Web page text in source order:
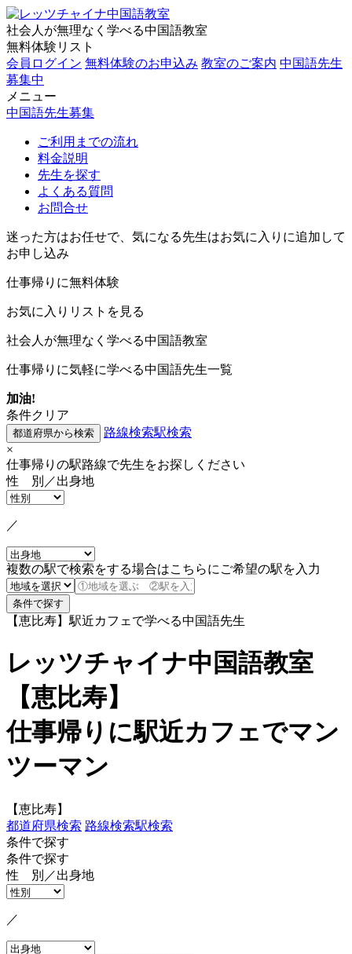
社会人が無理なく学べる中国語教室
無料体験リスト
会員ログイン 無料体験のお申込み 教室のご案内 中国語先生
募集中
メニュー
中国語先生募集
ご利用までの流れ
料金説明
先生を探す
よくある質問
お問合せ
迷った方はお任せで、気になる先生はお気に入りに追加して
お申し込み
仕事帰りに無料体験
お気に入りリストを見る
社会人が無理なく学べる中国語教室
仕事帰りに気軽に学べる中国語先生一覧
加油!
条件クリア
路線検索駅検索
×
仕事帰りの駅路線で先生をお探しください
性 別／出身地
／
複数の駅で検索をする場合はこちらにご希望の駅を入力
【恵比寿】駅近カフェで学べる中国語先生
レッツチャイナ中国語教室
【恵比寿】
仕事帰りに駅近カフェでマン
ツーマン
【恵比寿】
都道府県検索 路線検索駅検索
条件で探す
条件で探す
性 別／出身地
／